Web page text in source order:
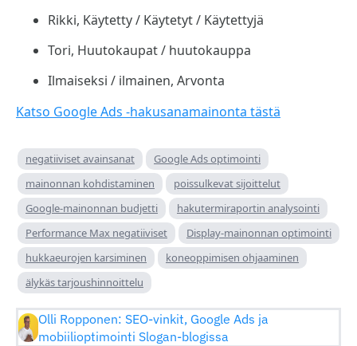
Rikki, Käytetty / Käytetyt / Käytettyjä
Tori, Huutokaupat / huutokauppa
Ilmaiseksi / ilmainen, Arvonta
Katso Google Ads -hakusanamainonta tästä
negatiiviset avainsanat
Google Ads optimointi
mainonnan kohdistaminen
poissulkevat sijoittelut
Google-mainonnan budjetti
hakutermiraportin analysointi
Performance Max negatiiviset
Display-mainonnan optimointi
hukkaeurojen karsiminen
koneoppimisen ohjaaminen
älykäs tarjoushinnoittelu
Olli Ropponen: SEO-vinkit, Google Ads ja
mobiilioptimointi Slogan-blogissa